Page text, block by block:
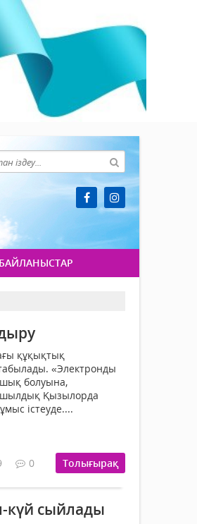
БАЙЛАНЫСТАР
құқықтық
«Электронды
болуына,
Қызылорда
істеуде....
0 Толығырақ
күй сыйлады